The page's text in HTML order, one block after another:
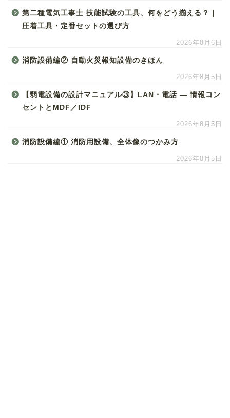
第二種電気工事士 技能試験の工具、何をどう揃える？｜
圧着工具・定番セットの選び方
2026年8月6日
消防設備編② 自動火災報知設備のきほん
2026年8月5日
【弱電設備の設計マニュアル③】LAN・電話 ― 情報コン
セントとMDF／IDF
2026年8月5日
消防設備編① 消防用設備、全体像のつかみ方
2026年8月5日